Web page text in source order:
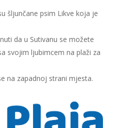
šljunčane psim Likve koja je
da u Sutivanu se možete
svojim ljubimcem na plaži za
na zapadnoj strani mjesta.